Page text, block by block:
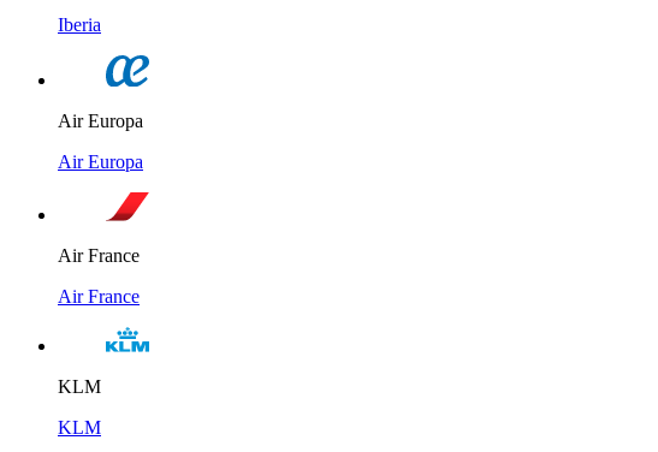
Iberia
Air Europa
Air Europa
Air France
Air France
KLM
KLM